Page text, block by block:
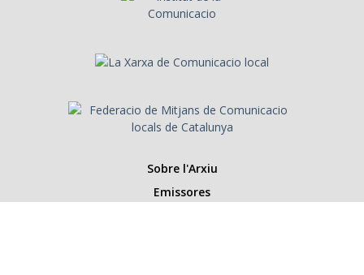
Sobre l'Arxiu
Emissores